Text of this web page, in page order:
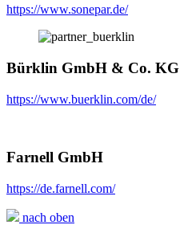
https://www.sonepar.de/
Bürklin GmbH & Co. KG
https://www.buerklin.com/de/
Farnell GmbH
https://de.farnell.com/
nach oben